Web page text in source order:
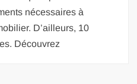
nécessaires à
D’ailleurs, 10
Découvrez